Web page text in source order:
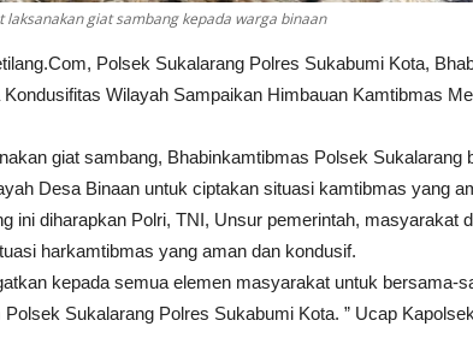
laksanakan giat sambang kepada warga binaan
Polsek Sukalarang Polres Sukabumi Kota,
Kondusifitas Wilayah Sampaikan Himbauan Kamtibmas
giat sambang, Bhabinkamtibmas Polsek Sukalarang
Desa Binaan untuk ciptakan situasi kamtibmas yang
ini diharapkan Polri, TNI, Unsur pemerintah, masyarakat
harkamtibmas yang aman dan kondusif.
kepada semua elemen masyarakat untuk bersama-
Sukalarang Polres Sukabumi Kota. ” Ucap